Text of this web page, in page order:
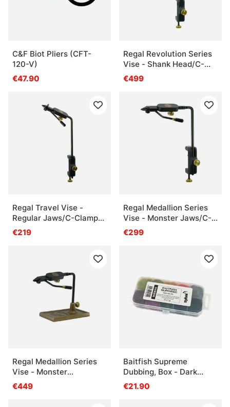
C&F Biot Pliers (CFT-
120-V)
€47.90
Regal Revolution Series
Vise - Shank Head/C-
Clamp
€499
Regal Travel Vise -
Regular Jaws/C-Clamp
(Inex Vise)
€219
Regal Medallion Series
Vise - Monster Jaws/C-
Clamp
€299
Regal Medallion Series
Vise - Monster
Jaws/Bronze Traditional
Base
€449
Baitfish Supreme
Dubbing, Box - Dark
Colors
€21.90